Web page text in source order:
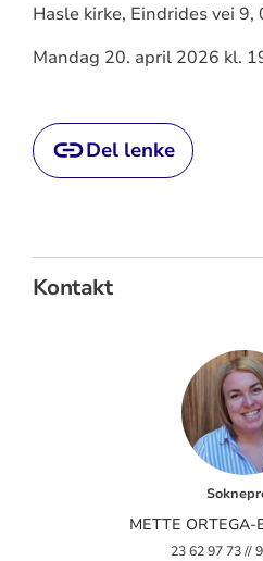
Hasle kirke, Eindrides vei 9,
Mandag 20. april 2026 kl.
Del lenke
Kontakt
METTE
23 62 97 73 //